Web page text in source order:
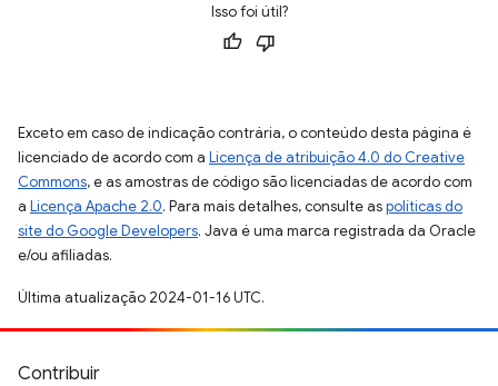
Isso foi útil?
Exceto em caso de indicação contrária, o conteúdo desta página é
licenciado de acordo com a Licença de atribuição 4.0 do Creative
Commons, e as amostras de código são licenciadas de acordo com
a Licença Apache 2.0. Para mais detalhes, consulte aspolíticas do
site do Google Developers. Java é uma marca registrada da Oracle
e/ou afiliadas.
Última atualização 2024-01-16 UTC.
Contribuir